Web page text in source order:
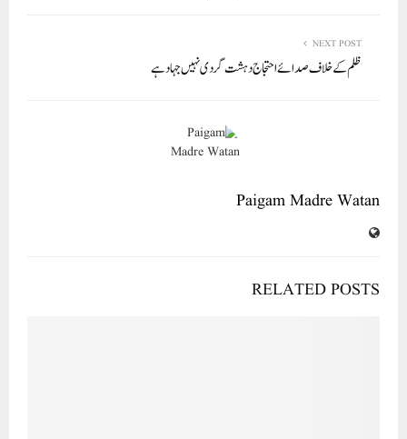
NEXT POST
ظلم کے خلاف صدائے احتجاج دہشت گردی نہیں جہاد ہے
Paigam Madre Watan
RELATED POSTS